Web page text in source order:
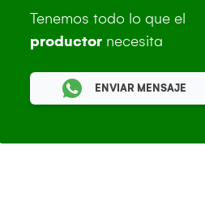
Tenemos todo lo que el
productor necesita
ENVIAR MENSAJE